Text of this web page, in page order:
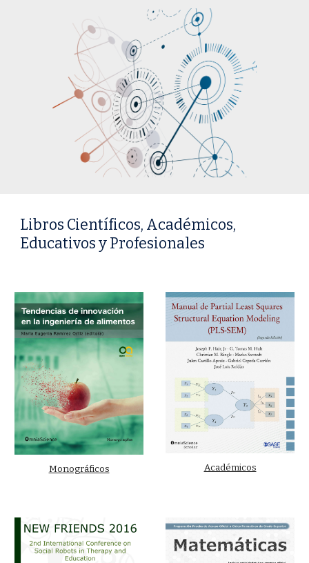
Libros Científicos, Académicos,
Educativos y Profesionales
Monográficos Académicos